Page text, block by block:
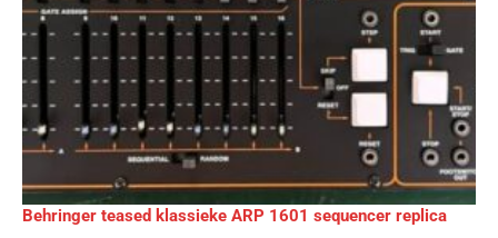
Behringer teased klassieke ARP 1601 sequencer replica